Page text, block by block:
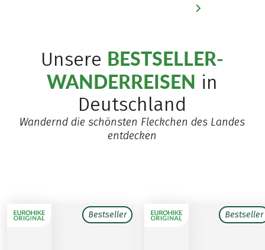
Unsere BESTSELLER-
WANDERREISEN in
Deutschland
Wandernd die schönsten Fleckchen des Landes
entdecken
Bestseller Bestseller